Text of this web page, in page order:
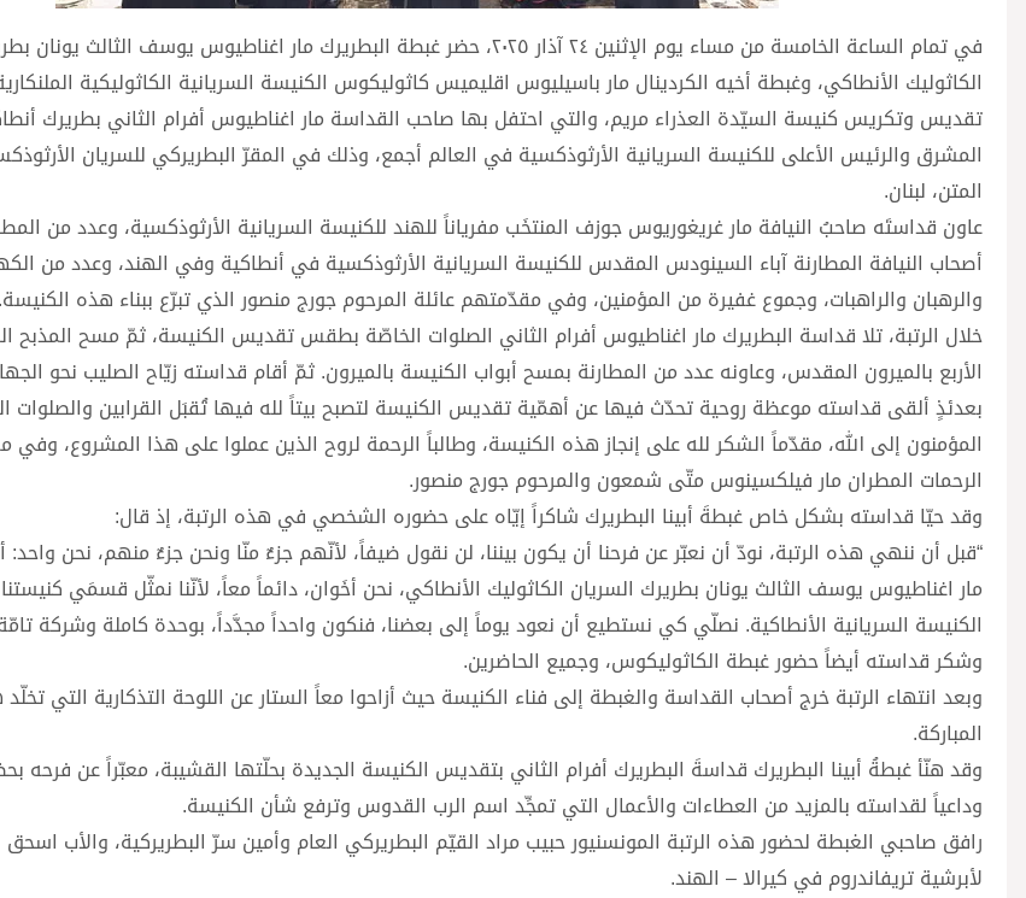
في تمام الساعة الخامسة من مساء يوم الإثنين ٢٤ آذار ٢٠٢٥، حضر غبطة البطريرك مار اغناطيوس يوسف
الكاثوليك الأنطاكي، وغبطة أخيه الكردينال مار باسيليوس اقليميس كاثوليكوس الكنيسة السريانية الكاثوليكية
تقديس وتكريس كنيسة السيّدة العذراء مريم، والتي احتفل بها صاحب القداسة مار اغناطيوس أفرام الثاني بطريرك
المشرق والرئيس الأعلى للكنيسة السريانية الأرثوذكسية في العالم أجمع، وذلك في المقرّ البطريركي للسريان
المتن، لبنان.
عاون قداستَه صاحبُ النيافة مار غريغوريوس جوزف المنتخَب مفرياناً للهند للكنيسة السريانية الأرثوذكسية، وعدد من
أصحاب النيافة المطارنة آباء السينودس المقدس للكنيسة السريانية الأرثوذكسية في أنطاكية وفي الهند، وعدد من
والرهبان والراهبات، وجموع غفيرة من المؤمنين، وفي مقدّمتهم عائلة المرحوم جورج منصور الذي تبرّع ببناء هذه الكنيسة.
خلال الرتبة، تلا قداسة البطريرك مار اغناطيوس أفرام الثاني الصلوات الخاصّة بطقس تقديس الكنيسة، ثمّ مسح المذبح
الأربع بالميرون المقدس، وعاونه عدد من المطارنة بمسح أبواب الكنيسة بالميرون. ثمّ أقام قداسته زيّاح الصليب نحو
بعدئذٍ ألقى قداسته موعظة روحية تحدّث فيها عن أهمّية تقديس الكنيسة لتصبح بيتاً لله فيها تُقبَل القرابين والصلوات
المؤمنون إلى الله، مقدّماً الشكر لله على إنجاز هذه الكنيسة، وطالباً الرحمة لروح الذين عملوا على هذا المشروع،
الرحمات المطران مار فيلكسينوس متّى شمعون والمرحوم جورج منصور.
وقد حيّا قداسته بشكل خاص غبطةَ أبينا البطريرك شاكراً إيّاه على حضوره الشخصي في هذه الرتبة، إذ قال:
“قبل أن ننهي هذه الرتبة، نودّ أن نعبّر عن فرحنا أن يكون بيننا، لن نقول ضيفاً، لأنّهم جزءٌ منّا ونحن جزءٌ منهم، نحن واحد:
مار اغناطيوس يوسف الثالث يونان بطريرك السريان الكاثوليك الأنطاكي، نحن أخَوان، دائماً معاً، لأنّنا نمثّل قسمَي
الكنيسة السريانية الأنطاكية. نصلّي كي نستطيع أن نعود يوماً إلى بعضنا، فنكون واحداً مجدَّداً، بوحدة كاملة وشركة تامّة
وشكر قداسته أيضاً حضور غبطة الكاثوليكوس، وجميع الحاضرين.
وبعد انتهاء الرتبة خرج أصحاب القداسة والغبطة إلى فناء الكنيسة حيث أزاحوا معاً الستار عن اللوحة التذكارية التي
المباركة.
وقد هنّأ غبطةُ أبينا البطريرك قداسةَ البطريرك أفرام الثاني بتقديس الكنيسة الجديدة بحلّتها القشيبة، معبّراً عن فرحه
وداعياً لقداسته بالمزيد من العطاءات والأعمال التي تمجِّد اسم الرب القدوس وترفع شأن الكنيسة.
رافق صاحبي الغبطة لحضور هذه الرتبة المونسنيور حبيب مراد القيّم البطريركي العام وأمين سرّ البطريركية، والأب اسحق
لأبرشية تريفاندروم في كيرالا – الهند.